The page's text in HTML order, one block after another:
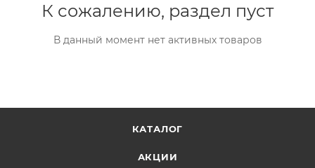
К сожалению, раздел пуст
В данный момент нет активных товаров
КАТАЛОГ
АКЦИИ